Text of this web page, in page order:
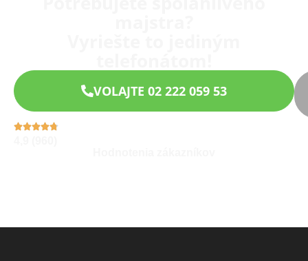
VOLAJTE 02 222 059 53